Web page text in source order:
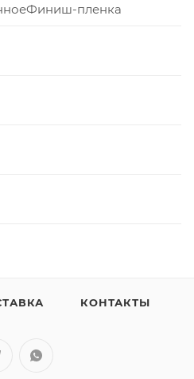
пленка
КОНТАКТЫ